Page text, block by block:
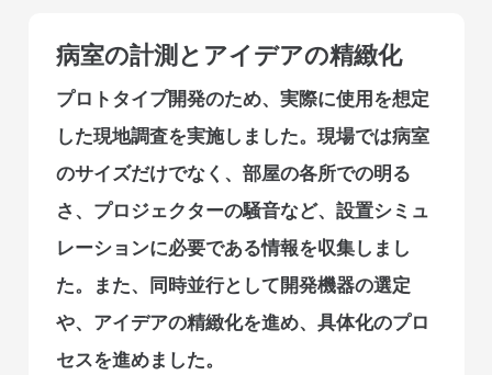
病室の計測とアイデアの精緻化
プロトタイプ開発のため、実際に使用を想定
した現地調査を実施しました。現場では病室
のサイズだけでなく、部屋の各所での明る
さ、プロジェクターの騒音など、設置シミュ
レーションに必要である情報を収集しまし
た。また、同時並行として開発機器の選定
や、アイデアの精緻化を進め、具体化のプロ
セスを進めました。